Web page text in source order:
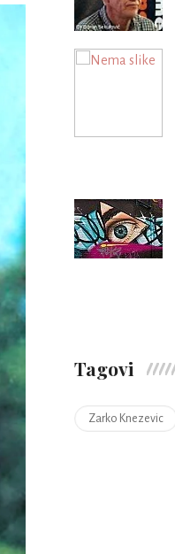
Tagovi
Zarko Knezevic